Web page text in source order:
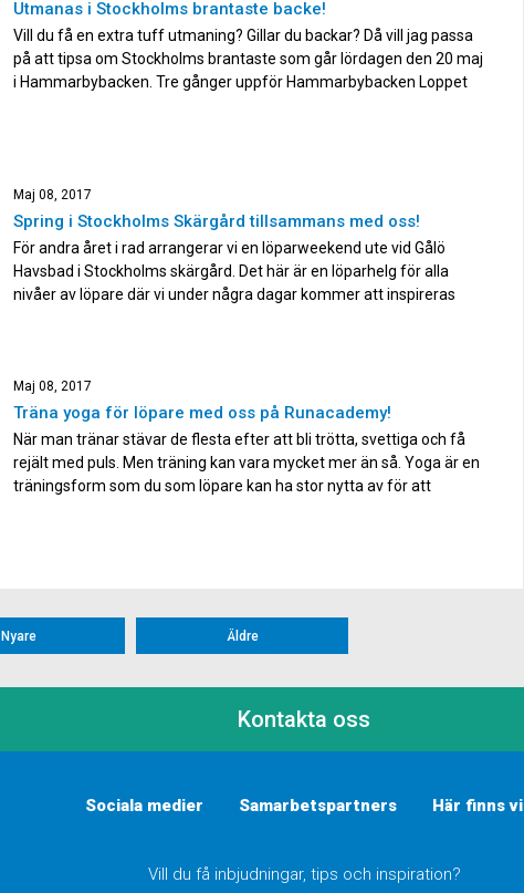
Utmanas i Stockholms brantaste backe!
Vill du få en extra tuff utmaning? Gillar du backar? Då vill jag passa
på att tipsa om Stockholms brantaste som går lördagen den 20 maj
i Hammarbybacken. Tre gånger uppför Hammarbybacken Loppet
Maj 08, 2017
Spring i Stockholms Skärgård tillsammans med oss!
För andra året i rad arrangerar vi en löparweekend ute vid Gålö
Havsbad i Stockholms skärgård. Det här är en löparhelg för alla
nivåer av löpare där vi under några dagar kommer att inspireras
Maj 08, 2017
Träna yoga för löpare med oss på Runacademy!
När man tränar stävar de flesta efter att bli trötta, svettiga och få
rejält med puls. Men träning kan vara mycket mer än så. Yoga är en
träningsform som du som löpare kan ha stor nytta av för att
Nyare Äldre
Kontakta oss
Sociala medier Samarbetspartners Här finns vi
Vill du få inbjudningar, tips och inspiration?